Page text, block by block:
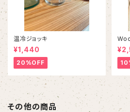
温冷ジョッキ
¥1,440
20%OFF
その他の商品